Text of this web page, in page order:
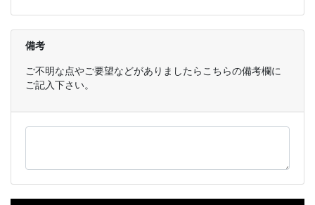
備考
ご不明な点やご要望などがありましたらこちらの備考欄に
ご記入下さい。